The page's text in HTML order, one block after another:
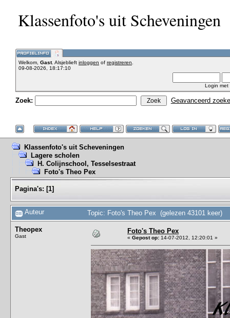
Klassenfoto's uit Scheveningen
Welkom, Gast. Alsjeblieft inloggen of registreren
09-08-2026, 18:17:10
Login met
Zoek: Geavanceerd
Klassenfoto's uit Scheveningen
Lagere scholen
H. Colijnschool, Tesselsestraat
Foto's Theo Pex
Pagina's: [1]
Auteur Topic: Foto's Theo Pex (gelezen 43101 keer)
Theopex
Gast
Foto's Theo Pex
« Gepost op: 14-07-2012, 12:20:01 »